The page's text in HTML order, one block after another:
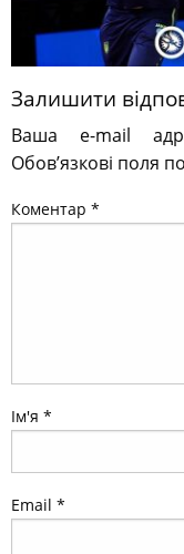
Залишити
Ваша e-mail
Обов’язкові поля
Коментар *
Ім'я *
Email *